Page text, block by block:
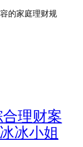
的家庭理财规
理财案
冰小姐